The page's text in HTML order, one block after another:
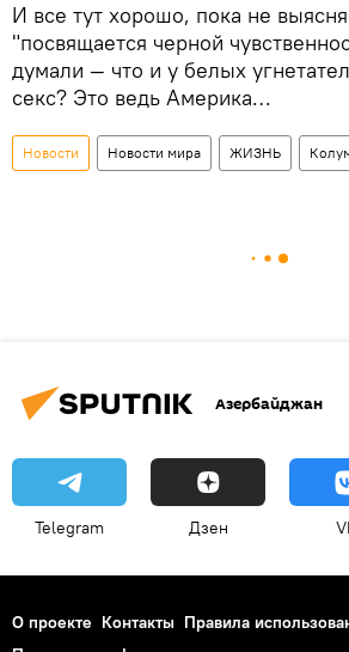
И все тут хорошо, пока не
"посвящается черной
думали — что и у белых
секс? Это ведь Америка…
Новости Новости мира ЖИЗНЬ
Азербайджан
Telegram Дзен
О проекте Контакты Правила